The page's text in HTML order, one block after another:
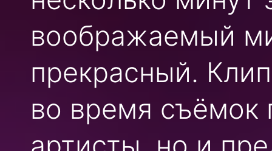
воображаемый
прекрасный.
во время съёмок